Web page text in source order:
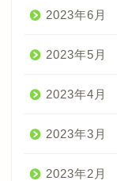
2023年6月
2023年5月
2023年4月
2023年3月
2023年2月